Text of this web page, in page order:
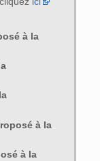
à la
à la
à la